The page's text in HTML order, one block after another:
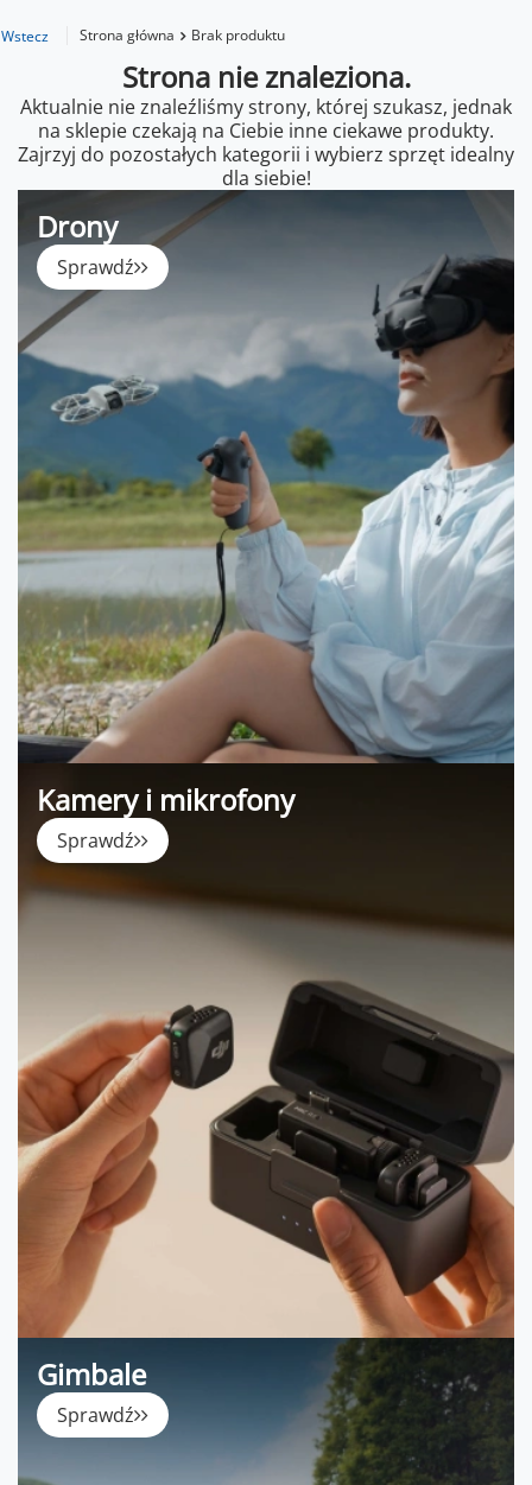
Wstecz Strona główna Brak produktu
Strona nie znaleziona.
Aktualnie nie znaleźliśmy strony, której szukasz, jednak
na sklepie czekają na Ciebie inne ciekawe produkty.
Zajrzyj do pozostałych kategorii i wybierz sprzęt idealny
dla siebie!
Drony
Sprawdź
Kamery i mikrofony
Sprawdź
Gimbale
Sprawdź